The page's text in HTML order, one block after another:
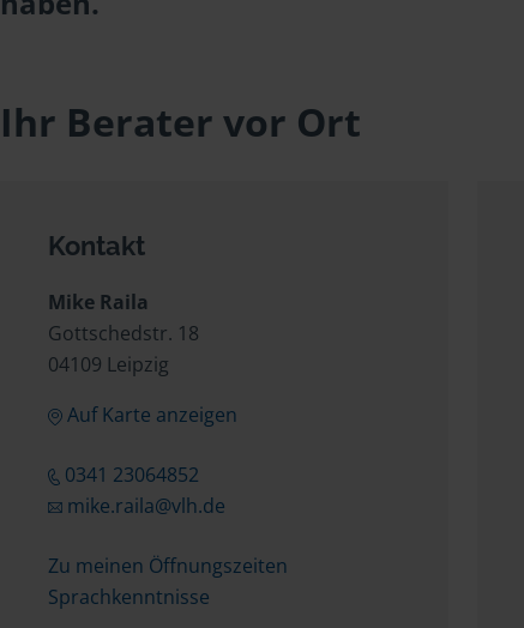
Ihr Berater vor Ort
Kontakt
Mike Raila
Gottschedstr. 18
04109 Leipzig
Auf Karte anzeigen
0341 23064852
mike.raila@vlh.de
Zu meinen Öffnungszeiten
Sprachkenntnisse